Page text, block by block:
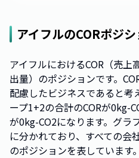
アイフルのCORポジ
アイフルにおけるCOR（売
出量）のポジションです。
配慮したビジネスであると考
ープ1+2の合計のCORが0kg-
が0kg-CO2になります。グラ
に分かれており、すべての会
のポジションを表しています。